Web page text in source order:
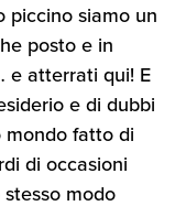
piccino siamo un
posto e in
e atterrati qui! E
e di dubbi
fatto di
di occasioni
modo